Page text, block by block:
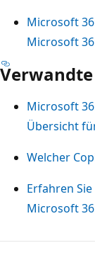
Microsoft
Microsoft
Microsoft
Übersicht
Welcher
Erfahren
Microsoft